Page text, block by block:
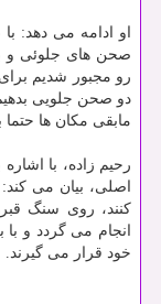
او ادامه می دهد:
صحن های جلوئی و
رو مجبور شدیم
دو صحن جلویی
مابقی مكان ها
اصلی، بیان می
كنند، روی سنگ
خود قرار می گیرند.